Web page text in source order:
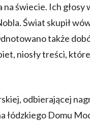
świecie. Ich
Świat skupił
także
niosły treści,
odbierającej
Domu